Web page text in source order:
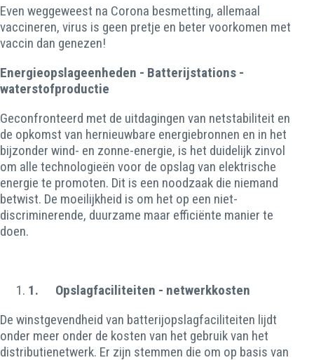
Even weggeweest na Corona besmetting, allemaal
vaccineren, virus is geen pretje en beter voorkomen met
vaccin dan genezen!
Energieopslageenheden - Batterijstations -
waterstofproductie
Geconfronteerd met de uitdagingen van netstabiliteit en
de opkomst van hernieuwbare energiebronnen en in het
bijzonder wind- en zonne-energie, is het duidelijk zinvol
om alle technologieën voor de opslag van elektrische
energie te promoten. Dit is een noodzaak die niemand
betwist. De moeilijkheid is om het op een niet-
discriminerende, duurzame maar efficiënte manier te
doen.
1. Opslagfaciliteiten - netwerkkosten
De winstgevendheid van batterijopslagfaciliteiten lijdt
onder meer onder de kosten van het gebruik van het
distributienetwerk. Er zijn stemmen die om op basis van